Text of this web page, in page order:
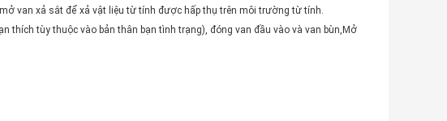
van xả sắt để xả vật liệu từ tính được hấp thụ trên môi trường từ tính.
thích tùy thuộc vào bản thân bạn tình trạng), đóng van đầu vào và van bùn,Mở